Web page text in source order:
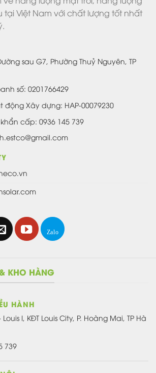
Việt Nam với chất lượng tốt nhất
sau G7, Phường Thuỷ Nguyên, TP
số: 0201766429
Xây dựng: HAP-00079230
cấp: 0936 145 739
KHO HÀNG
HÀNH
Louis I, KĐT Louis City, P. Hoàng Mai, TP Hà
739